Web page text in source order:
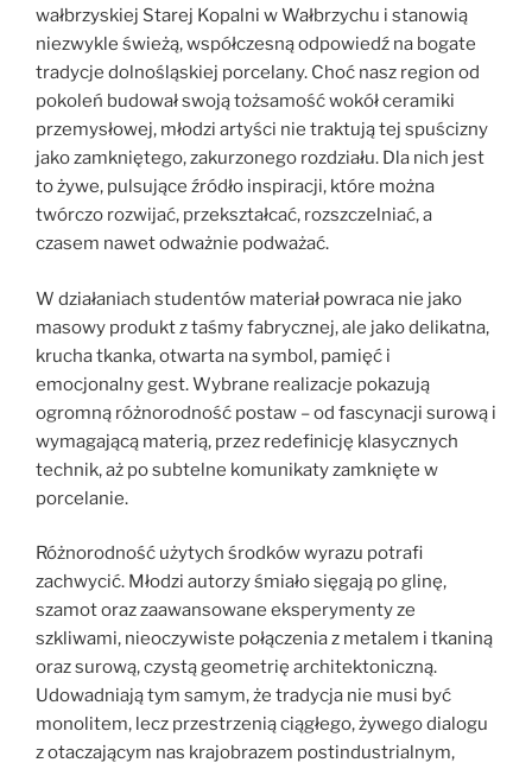
wałbrzyskiej Starej Kopalni w Wałbrzychu i stanowią
niezwykle świeżą, współczesną odpowiedź na bogate
tradycje dolnośląskiej porcelany. Choć nasz region od
pokoleń budował swoją tożsamość wokół ceramiki
przemysłowej, młodzi artyści nie traktują tej spuścizny
jako zamkniętego, zakurzonego rozdziału. Dla nich jest
to żywe, pulsujące źródło inspiracji, które można
twórczo rozwijać, przekształcać, rozszczelniać, a
czasem nawet odważnie podważać.
W działaniach studentów materiał powraca nie jako
masowy produkt z taśmy fabrycznej, ale jako delikatna,
krucha tkanka, otwarta na symbol, pamięć i
emocjonalny gest. Wybrane realizacje pokazują
ogromną różnorodność postaw – od fascynacji surową i
wymagającą materią, przez redefinicję klasycznych
technik, aż po subtelne komunikaty zamknięte w
porcelanie.
Różnorodność użytych środków wyrazu potrafi
zachwycić. Młodzi autorzy śmiało sięgają po glinę,
szamot oraz zaawansowane eksperymenty ze
szkliwami, nieoczywiste połączenia z metalem i tkaniną
oraz surową, czystą geometrię architektoniczną.
Udowadniają tym samym, że tradycja nie musi być
monolitem, lecz przestrzenią ciągłego, żywego dialogu
z otaczającym nas krajobrazem postindustrialnym,